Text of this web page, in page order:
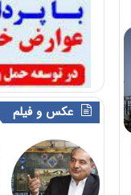
عکس و فیلم